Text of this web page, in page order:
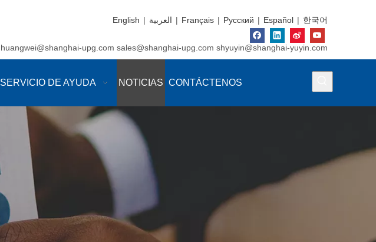
English | العربية | Français | Pусский | Español | 한국어
huangwei@shanghai-upg.com sales@shanghai-upg.com shyuyin@shanghai-yuyin.com
SERVICIO DE AYUDA NOTICIAS CONTÁCTENOS